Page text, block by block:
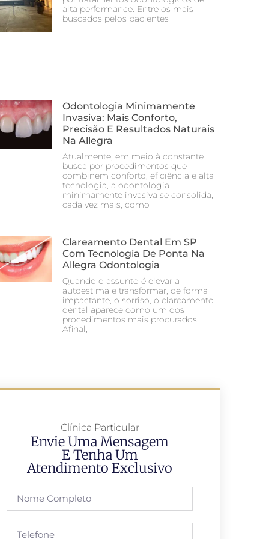
alta performance. Entre os mais
buscados pelos pacientes
Odontologia Minimamente
Invasiva: Mais Conforto,
Precisão E Resultados Naturais
Na Allegra
Atualmente, em meio à constante
busca por procedimentos que
combinem conforto, eficiência e alta
tecnologia, a odontologia
minimamente invasiva se consolida,
cada vez mais, como
Clareamento Dental Em SP
Com Tecnologia De Ponta Na
Allegra Odontologia
Quando o assunto é elevar a
autoestima e transformar, de forma
impactante, o sorriso, o clareamento
dental aparece como um dos
procedimentos mais procurados.
Afinal,
Envie Uma Mensagem
E Tenha Um
Atendimento Exclusivo
Clínica Particular